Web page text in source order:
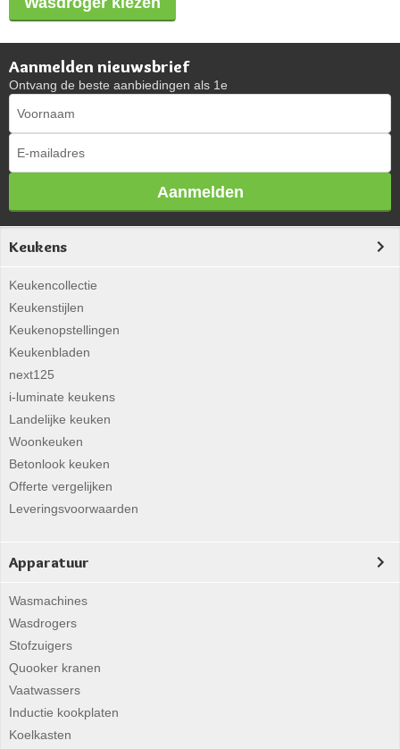
Aanmelden nieuwsbrief
Ontvang de beste aanbiedingen als 1e
Aanmelden
Keukens
Keukencollectie
Keukenstijlen
Keukenopstellingen
Keukenbladen
next125
i-luminate keukens
Landelijke keuken
Woonkeuken
Betonlook keuken
Offerte vergelijken
Leveringsvoorwaarden
Apparatuur
Wasmachines
Wasdrogers
Stofzuigers
Quooker kranen
Vaatwassers
Inductie kookplaten
Koelkasten